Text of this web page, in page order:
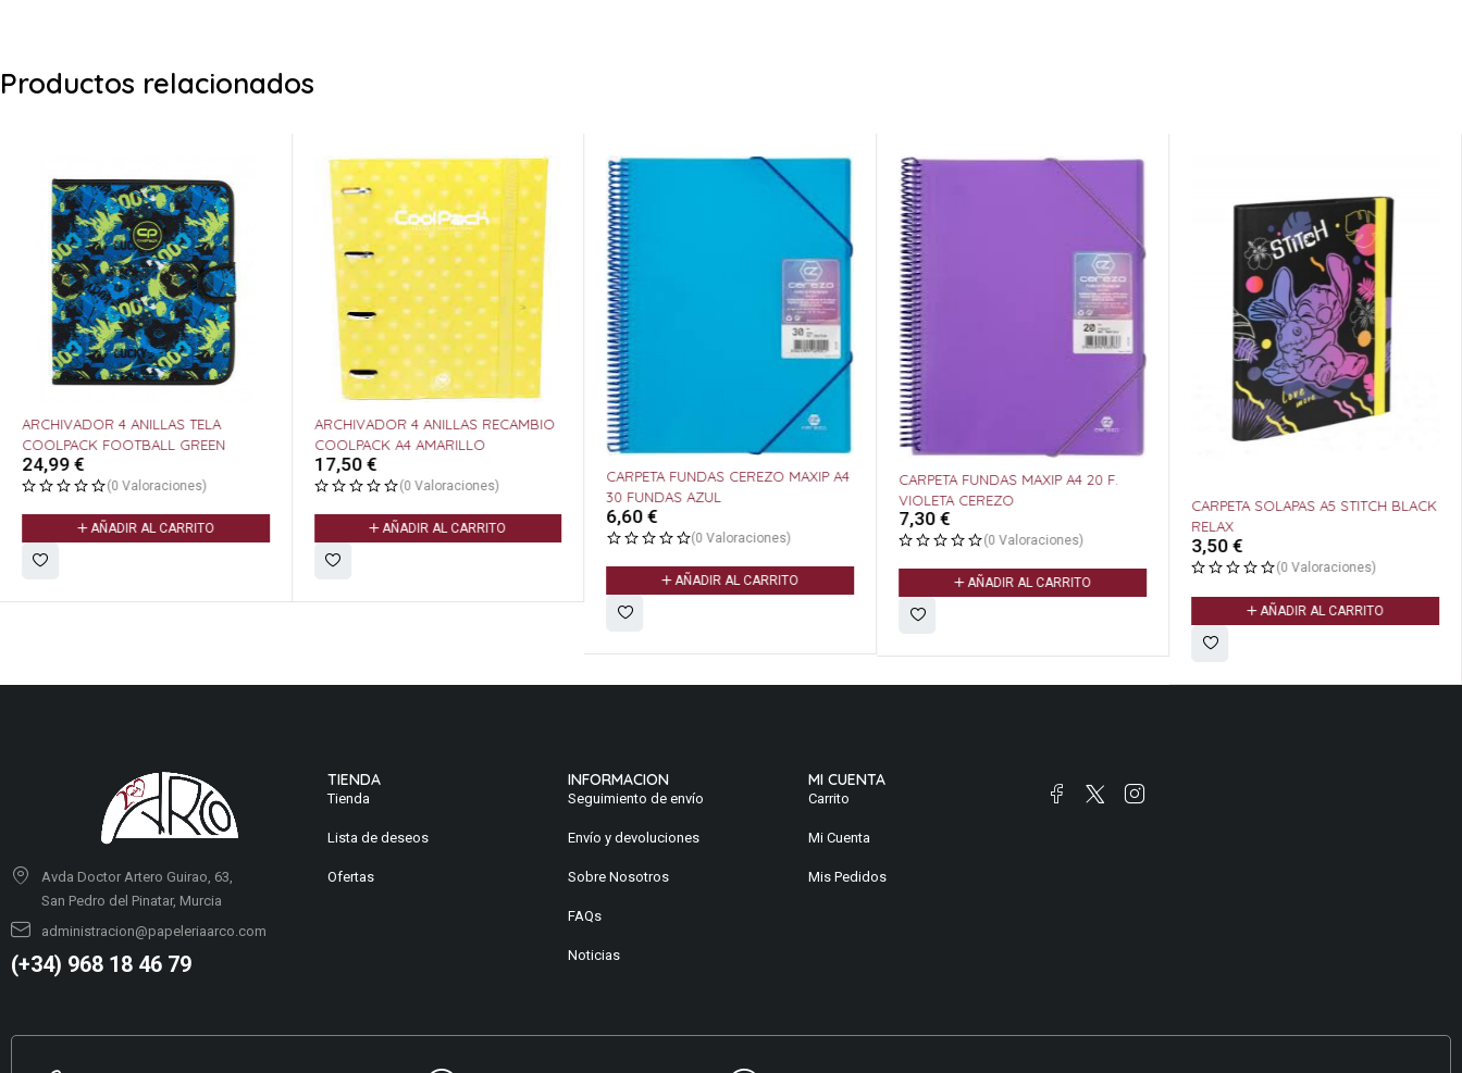
Productos relacionados
ARCHIVADOR 4 ANILLAS TELA
COOLPACK FOOTBALL GREEN
24,99 €
(0 Valoraciones)
AÑADIR AL CARRITO
ARCHIVADOR 4 ANILLAS RECAMBIO
COOLPACK A4 AMARILLO
17,50 €
(0 Valoraciones)
AÑADIR AL CARRITO
CARPETA FUNDAS CEREZO MAXIP A4
30 FUNDAS AZUL
6,60€
(0 Valoraciones)
AÑADIR AL CARRITO
CARPETA FUNDAS MAXIP A4 20 F.
VIOLETA CEREZO
7,30€
(0 Valoraciones)
AÑADIR AL CARRITO
CARPETA SOLAPAS A5 STITCH BLACK
RELAX
3,50€
(0 Valoraciones)
AÑADIR AL CARRITO
Avda Doctor Artero Guirao, 63,
San Pedro del Pinatar, Murcia
administracion@papeleriaarco.com
(+34) 968 18 46 79
TIENDA
Tienda
Lista de deseos
Ofertas
INFORMACION
Seguimiento de envío
Envío y devoluciones
Sobre Nosotros
FAQs
Noticias
MI CUENTA
Carrito
Mi Cuenta
Mis Pedidos